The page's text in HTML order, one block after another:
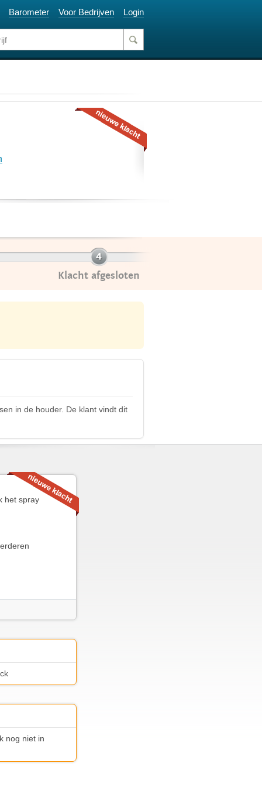
Barometer Voor Bedrijven Login
Klacht afgesloten
in de houder. De klant vindt dit
het spray
nog niet in